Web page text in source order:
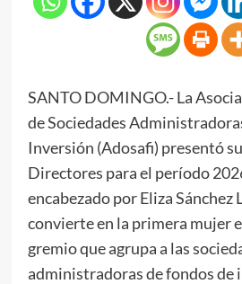
SANTO DOMINGO.- La
de Sociedades
Inversión (Adosafi) presentó
Directores para el período
encabezado por Eliza Sánchez
convierte en la primera mujer
gremio que agrupa a las
administradoras de fondos de